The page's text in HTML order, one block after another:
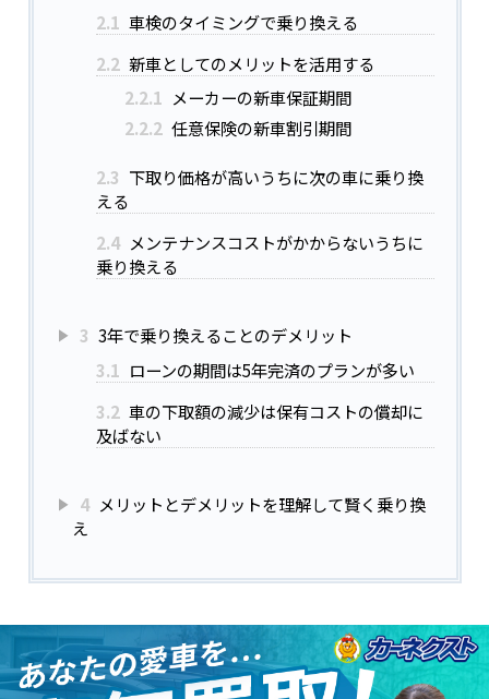
2.1 車検のタイミングで乗り換える
2.2 新車としてのメリットを活用する
2.2.1 メーカーの新車保証期間
2.2.2 任意保険の新車割引期間
2.3 下取り価格が高いうちに次の車に乗り換
える
2.4 メンテナンスコストがかからないうちに
乗り換える
3 3年で乗り換えることのデメリット
3.1 ローンの期間は5年完済のプランが多い
3.2 車の下取額の減少は保有コストの償却に
及ばない
4 メリットとデメリットを理解して賢く乗り換
え